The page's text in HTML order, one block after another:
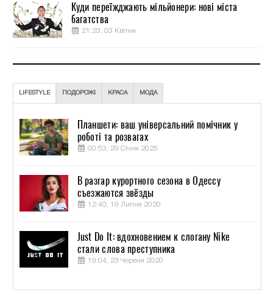
Куди переїжджають мільйонери: нові міста
багатства
21:23, 03 Квітня
LIFESTYLE ПОДОРОЖІ КРАСА МОДА
Планшети: ваш універсальний помічник у
роботі та розвагах
00:53, 29 Січня 2025
В разгар курортного сезона в Одессу
съезжаются звёзды
12:40, 19 Липня 2020
Just Do It: вдохновением к слогану Nike
стали слова преступника
19:04, 23 Червня 2020